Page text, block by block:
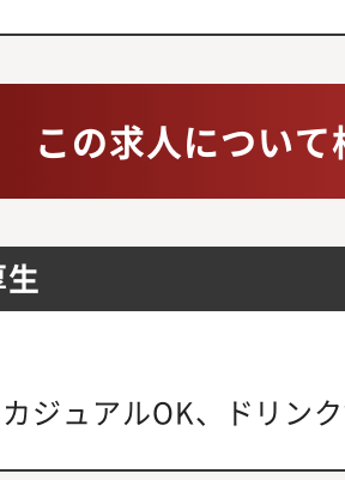
この求人につい
ジュアルOK、ドリン